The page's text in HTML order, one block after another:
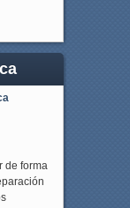
de forma